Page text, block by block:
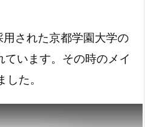
された京都学園大学の
います。その時のメイ
た。